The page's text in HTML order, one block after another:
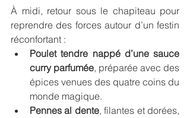
À midi, retour sous le chapiteau pour
reprendre des forces autour d’un festin
réconfortant :
Poulet tendre nappé d’une sauce
curry parfumée, préparée avec des
épices venues des quatre coins du
monde magique.
Pennes al dente, filantes et dorées,